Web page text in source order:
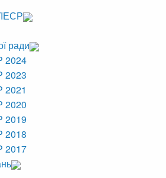
ради
2024
2023
2021
2020
2019
2018
2017